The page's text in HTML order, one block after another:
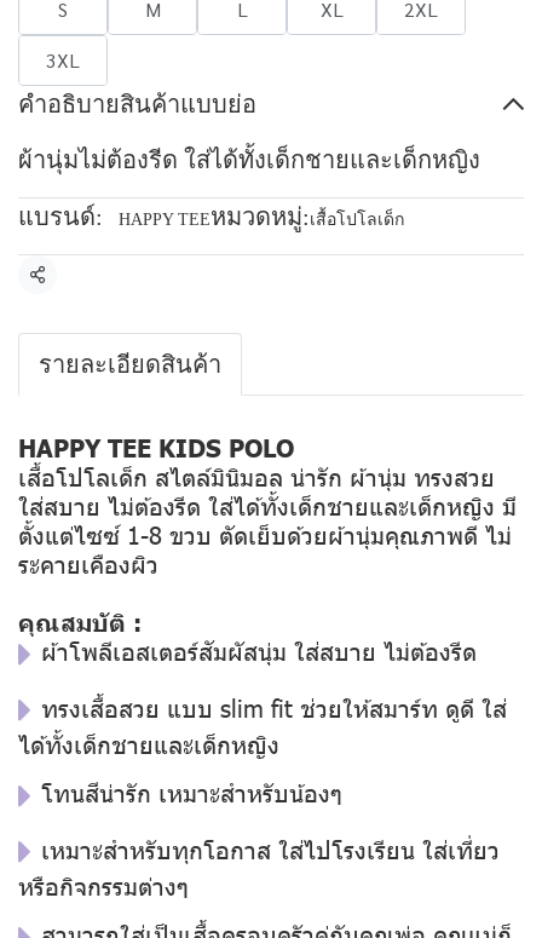
S M L XL
2XL
3XL
คำอธิบายสินค้าแบบย่อ
ผ้านุ่มไม่ต้องรีด ใส่ได้ทั้งเด็กชายและเด็กหญิง
แบรนด์: HAPPY TEEหมวดหมู่: เสื้อโปโลเด็ก
แชร์
รายละเอียดสินค้า
HAPPY TEE KIDS POLO
เสื้อโปโลเด็ก สไตล์มินิมอล น่ารัก ผ้านุ่ม ทรงสวย
ใส่สบาย ไม่ต้องรีด ใส่ได้ทั้งเด็กชายและเด็กหญิง มี
ตั้งแต่ไซซ์ 1-8 ขวบ ตัดเย็บด้วยผ้านุ่มคุณภาพดี ไม่
ระคายเคืองผิว
คุณสมบัติ :
ผ้าโพลีเอสเตอร์สัมผัสนุ่ม ใส่สบาย ไม่ต้องรีด
ทรงเสื้อสวย แบบ slim fit ช่วยให้สมาร์ท ดูดี ใส่
ได้ทั้งเด็กชายและเด็กหญิง
โทนสีน่ารัก เหมาะสำหรับน้องๆ
เหมาะสำหรับทุกโอกาส ใส่ไปโรงเรียน ใส่เที่ยว
หรือกิจกรรมต่างๆ